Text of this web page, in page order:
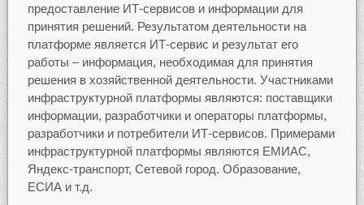
предоставление ИТ-сервисов и информации для
принятия решений. Результатом деятельности на
платформе является ИТ-сервис и результат его
работы – информация, необходимая для принятия
решения в хозяйственной деятельности. Участниками
инфраструктурной платформы являются: поставщики
информации, разработчики и операторы платформы,
разработчики и потребители ИТ-сервисов. Примерами
инфраструктурной платформы являются ЕМИАС,
Яндекс-транспорт, Сетевой город. Образование,
ЕСИА и т.д.